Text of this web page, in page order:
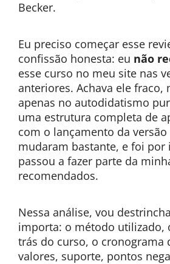
Becker.
Eu preciso começar esse
confissão honesta: eu não
esse curso no meu site nas
anteriores. Achava ele fraco,
apenas no autodidatismo
uma estrutura completa de
com o lançamento da versão
mudaram bastante, e foi por
passou a fazer parte da
recomendados.
Nessa análise, vou
importa: o método utilizado,
trás do curso, o cronograma
valores, suporte, pontos